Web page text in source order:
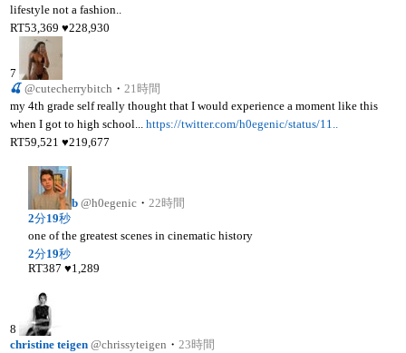
lifestyle not a fashion..
RT53,369♥228,930
7
🍒 @cutecherrybitch ・21時間
my 4th grade self really thought that I would experience a moment like this
when I got to high school...https://twitter.com/h0egenic/status/11..
RT59,521♥219,677
b @h0egenic ・22時間
2分19秒
one of the greatest scenes in cinematic history
2分19秒
RT387♥1,289
8
christine teigen @chrissyteigen ・23時間